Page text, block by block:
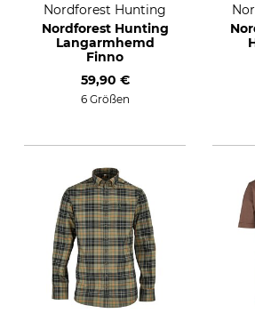
Nordforest Hunting
Nordforest Hunting
Langarmhemd
Finno
59,90 €
6 Größen